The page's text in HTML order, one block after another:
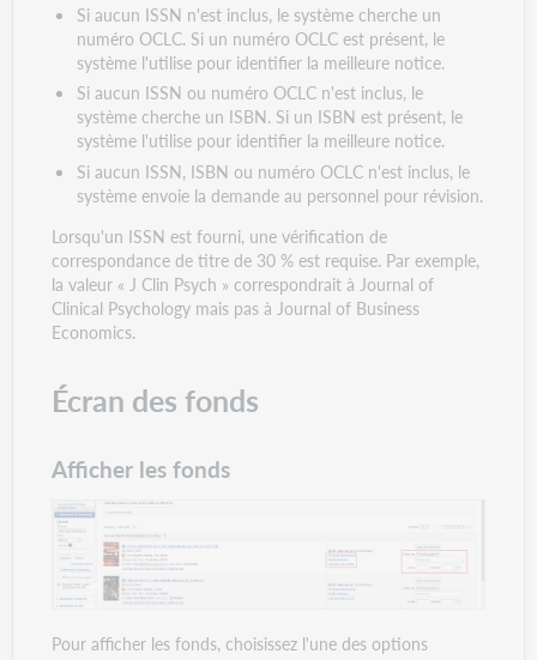
Si aucun ISSN n'est inclus, le système cherche un
numéro OCLC. Si un numéro OCLC est présent, le
système l'utilise pour identifier la meilleure notice.
Si aucun ISSN ou numéro OCLC n'est inclus, le
système cherche un ISBN. Si un ISBN est présent, le
système l'utilise pour identifier la meilleure notice.
Si aucun ISSN, ISBN ou numéro OCLC n'est inclus, le
système envoie la demande au personnel pour révision.
Lorsqu'un ISSN est fourni, une vérification de
correspondance de titre de 30 % est requise. Par exemple,
la valeur « J Clin Psych » correspondrait à Journal of
Clinical Psychology mais pas à Journal of Business
Economics.
Écran des fonds
Afficher les fonds
Pour afficher les fonds, choisissez l'une des options